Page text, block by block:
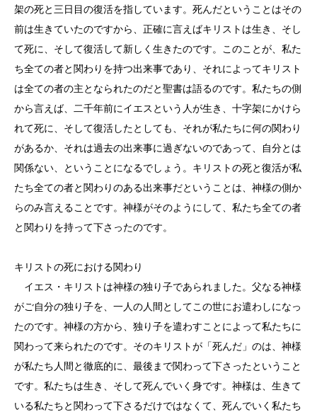
架の死と三日目の復活を指しています。死んだということはその
前は生きていたのですから、正確に言えばキリストは生き、そし
て死に、そして復活して新しく生きたのです。このことが、私た
ち全ての者と関わりを持つ出来事であり、それによってキリスト
は全ての者の主となられたのだと聖書は語るのです。私たちの側
から言えば、二千年前にイエスという人が生き、十字架にかけら
れて死に、そして復活したとしても、それが私たちに何の関わり
があるか、それは過去の出来事に過ぎないのであって、自分とは
関係ない、ということになるでしょう。キリストの死と復活が私
たち全ての者と関わりのある出来事だということは、神様の側か
らのみ言えることです。神様がそのようにして、私たち全ての者
と関わりを持って下さったのです。
キリストの死における関わり
イエス・キリストは神様の独り子であられました。父なる神様
がご自分の独り子を、一人の人間としてこの世にお遣わしになっ
たのです。神様の方から、独り子を遣わすことによって私たちに
関わって来られたのです。そのキリストが「死んだ」のは、神様
が私たち人間と徹底的に、最後まで関わって下さったということ
です。私たちは生き、そして死んでいく身です。神様は、生きて
いる私たちと関わって下さるだけではなくて、死んでいく私たち